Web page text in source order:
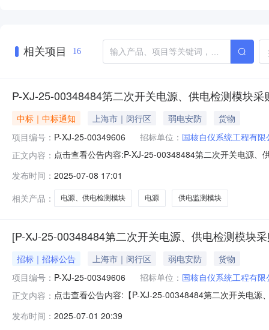
相关项目 16
P-XJ-25-00348484第二次开关电源、供电检测模块采
中标｜中标通知 上海市｜闵行区 弱电安防
货物
项目编号： P-XJ-25-00349606 招标单位： 国核自仪系统工程有限
正文内容： 点击查看公告内容:P-XJ-25-00348484第二次开关电源
商：苏州翌工电源科技有限公司六、询价类型：公开七
发布时间： 2025-07-08 17:01
相关产品：
电源、供电检测模块 电源 供电监测模块
[P-XJ-25-00348484第二次开关电源、供电检测模块
招标｜招标公告 上海市｜闵行区 弱电安防
货物
项目编号： P-XJ-25-00349606 招标单位： 国核自仪系统工程有限
正文内容： 点击查看公告内容:【P-XJ-25-00348484第二次开关电
有限公司七、采购执行人：张帆八、采购执行人联系方
发布时间： 2025-07-01 20:39